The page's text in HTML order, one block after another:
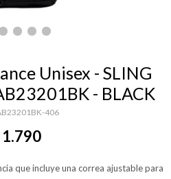
Unisex - SLING
- BLACK
406
1.790
que incluye una correa ajustable para